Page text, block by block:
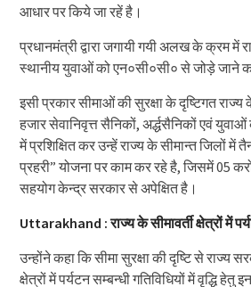
आधार पर किये जा रहें है।
प्रधानमंत्री द्वारा जगायी गयी अलख के क्रम में
स्थानीय युवाओं को एन०सी०सी० से जोड़े जाने
इसी प्रकार सीमाओं की सुरक्षा के दृष्टिगत राज्य
हजार सेवानिवृत्त सैनिकों, अर्द्धसैनिकों एवं युवाओं
में प्रशिक्षित कर उन्हें राज्य के सीमान्त जिलों में
प्रहरी” योजना पर काम कर रहे है, जिसमें 05
सहयोग केन्द्र सरकार से अपेक्षित है।
Uttarakhand : राज्य के सीमावर्ती क्षेत्रों में
उन्होंने कहा कि सीमा सुरक्षा की दृष्टि से राज्य
क्षेत्रों में पर्यटन सम्बन्धी गतिविधियों में वृद्धि हेतु